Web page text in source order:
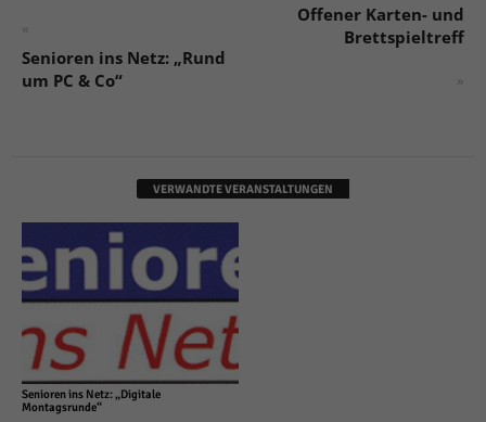
«
Senioren ins Netz: „Rund
um PC & Co“
Offener Karten- und
Brettspieltreff
»
VERWANDTE VERANSTALTUNGEN
Senioren ins Netz: „Digitale
Montagsrunde“